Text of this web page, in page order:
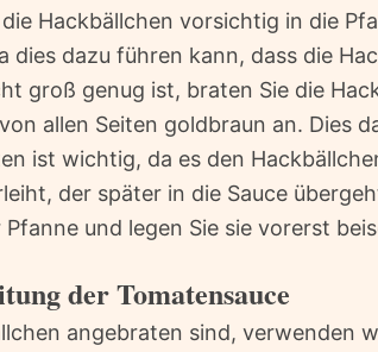
Hackbällchen vorsichtig in die
dies dazu führen kann, dass die
groß genug ist, braten Sie die
allen Seiten goldbraun an. Dies
ist wichtig, da es den
der später in die Sauce
und legen Sie sie vorerst
der Tomatensauce
angebraten sind, verwenden